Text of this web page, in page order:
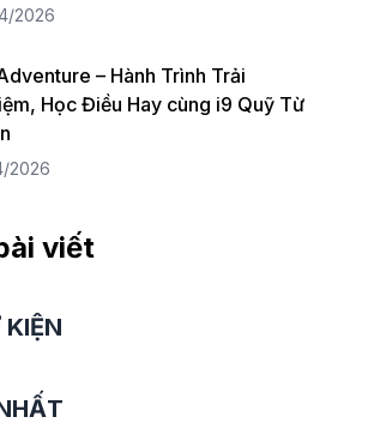
2026
– Hành Trình Trải
Học Điều Hay cùng i9 Quỹ Từ
2026
viết